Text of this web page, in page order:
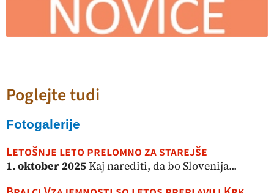
Poglejte tudi
Fotogalerije
Letošnje leto prelomno za starejše
1. oktober 2025Kaj narediti, da bo Slovenija...